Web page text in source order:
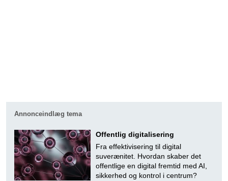
Annonceindlæg tema
Offentlig digitalisering
Fra effektivisering til digital
suverænitet. Hvordan skaber det
offentlige en digital fremtid med AI,
sikkerhed og kontrol i centrum?